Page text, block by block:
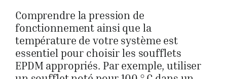
Comprendre la pression de
fonctionnement ainsi que la
température de votre système est
essentiel pour choisir les soufflets
EPDM appropriés. Par exemple, utiliser